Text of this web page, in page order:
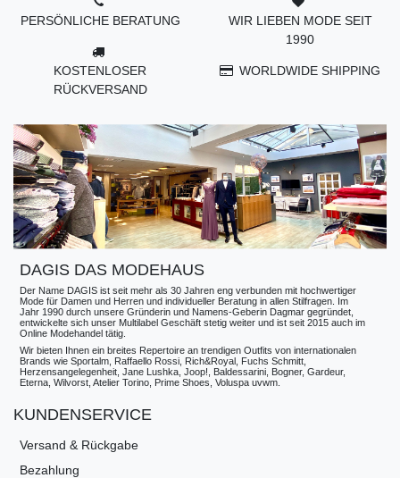
PERSÖNLICHE BERATUNG
KOSTENLOSER
RÜCKVERSAND
WIR LIEBEN MODE SEIT
1990
WORLDWIDE SHIPPING
DAGIS DAS MODEHAUS
Der Name DAGIS ist seit mehr als 30 Jahren eng verbunden mit hochwertiger
Mode für Damen und Herren und individueller Beratung in allen Stilfragen. Im
Jahr 1990 durch unsere Gründerin und Namens-Geberin Dagmar gegründet,
entwickelte sich unser Multilabel Geschäft stetig weiter und ist seit 2015 auch im
Online Modehandel tätig.
Wir bieten Ihnen ein breites Repertoire an trendigen Outfits von internationalen
Brands wie Sportalm, Raffaello Rossi, Rich&Royal, Fuchs Schmitt,
Herzensangelegenheit, Jane Lushka, Joop!, Baldessarini, Bogner, Gardeur,
Eterna, Wilvorst, Atelier Torino, Prime Shoes, Voluspa uvwm.
KUNDENSERVICE
Versand & Rückgabe
Bezahlung